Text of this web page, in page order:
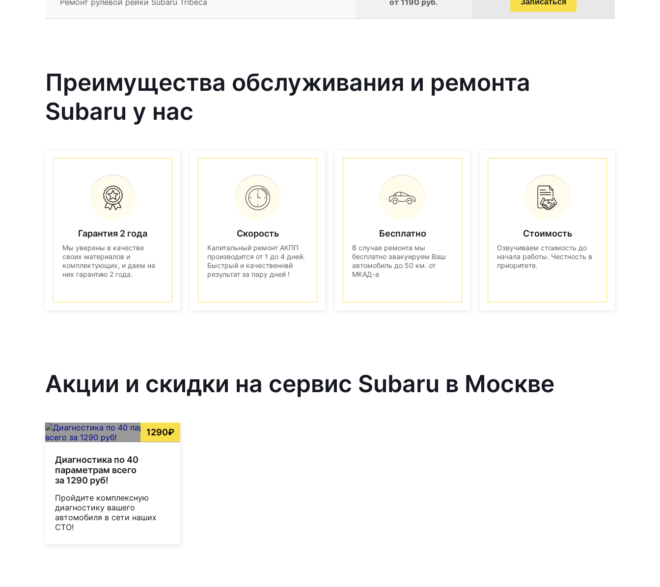
Преимущества обслуживания и ремонта
Subaru у нас
Гарантия 2 года
Мы уверены в качестве
своих материалов и
комплектующих, и даем на
них гарантию 2 года.
Скорость
Капитальный ремонт АКПП
производится от 1 до 4 дней.
Быстрый и качественнвй
результат за пару дней !
Бесплатно
В случае ремонта мы
бесплатно эвакуируем Ваш
автомобиль до 50 км. от
МКАД-а
Стоимость
Озвучиваем стоимость до
начала работы. Честность в
приоритете.
Акции и скидки на сервис Subaru в Москве
1290₽
Диагностика по 40
параметрам всего
за 1290 руб!
Пройдите комплексную
диагностику вашего
автомобиля в сети наших
СТО!